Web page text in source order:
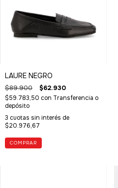
LAURE NEGRO
$89.900 $62.930
$59.783,50 con Transferencia o
depósito
3 cuotas sin interés de
$20.976,67
COMPRAR